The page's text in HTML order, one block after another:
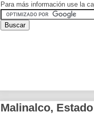
Para más información use la
Malinalco,